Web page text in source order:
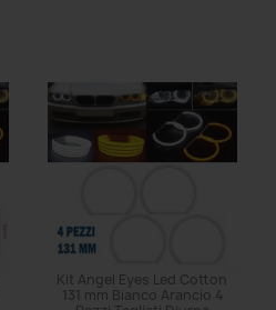
Kit Angel Eyes Led Cotton
131 mm Bianco Arancio 4